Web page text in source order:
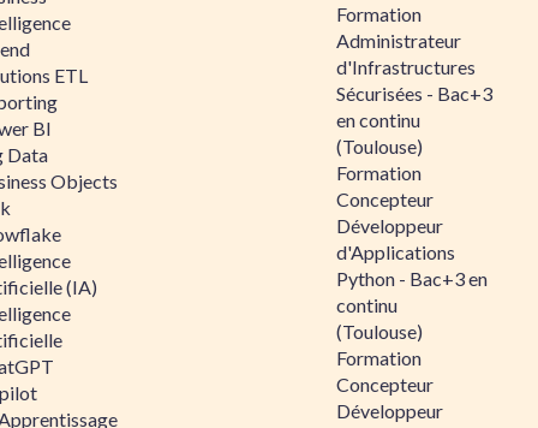
ETL
BI
Data
Objects
(IA)
Formation
Administrateur
d'Infrastructures
Sécurisées - Bac+3
en continu
(Toulouse)
Formation
Concepteur
Développeur
d'Applications
Python - Bac+3 en
continu
(Toulouse)
Formation
Concepteur
Développeur